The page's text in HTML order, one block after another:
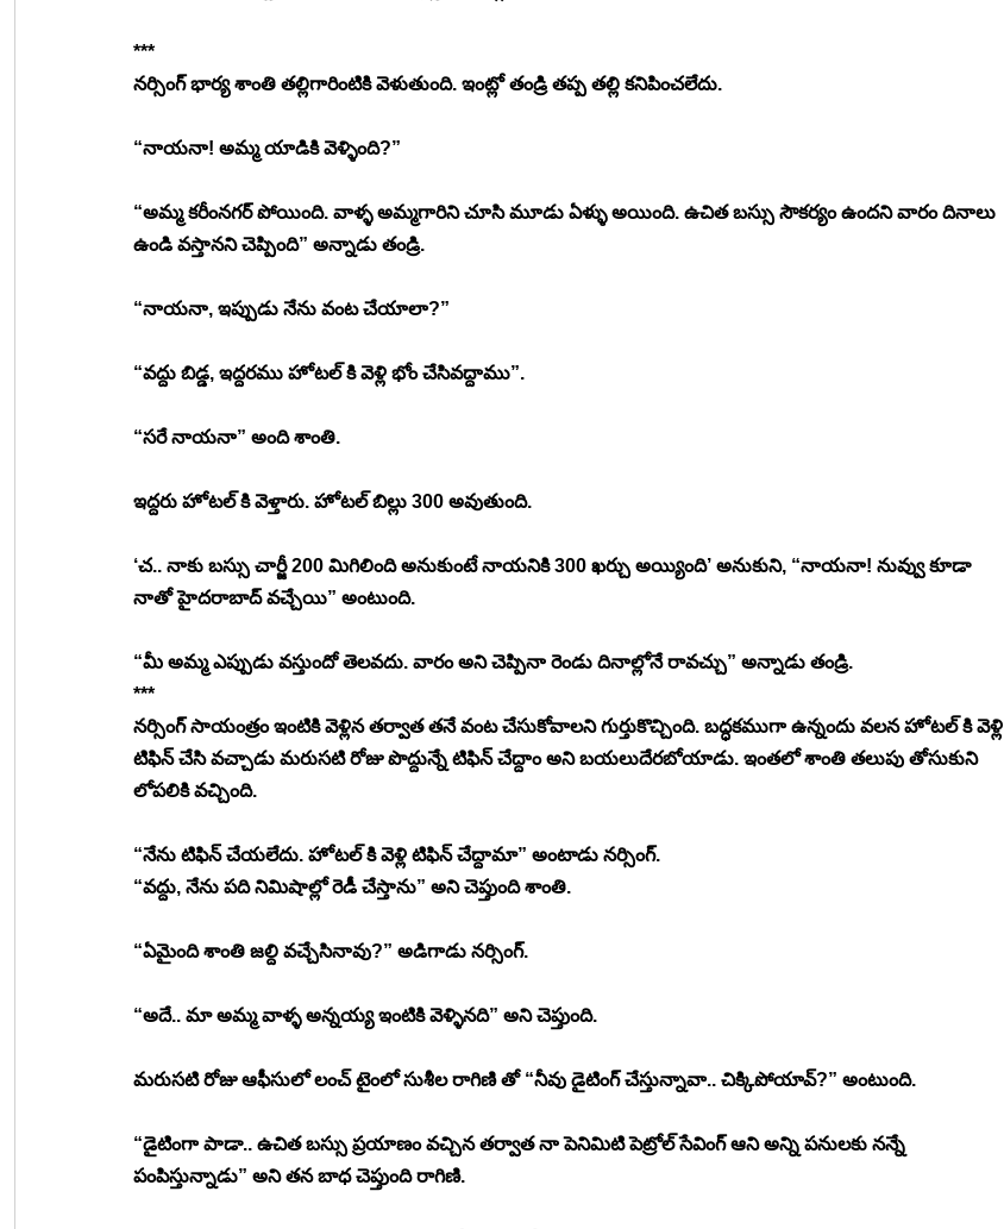
***
నర్సింగ్ భార్య శాంతి తల్లిగారింటికి వెళుతుంది. ఇంట్లో తండ్రి తప్ప తల్లి కనిపించలేదు.
“నాయనా! అమ్మ యాడికి వెళ్ళింది?”
“అమ్మ కరీంనగర్ పోయింది. వాళ్ళ అమ్మగారిని చూసి మూడు ఏళ్ళు అయింది. ఉచిత బస్సు సౌకర్యం ఉందని వారం దినాలు
ఉండి వస్తానని చెప్పింది” అన్నాడు తండ్రి.
“నాయనా, ఇప్పుడు నేను వంట చేయాలా?”
“వద్దు బిడ్డ, ఇద్దరము హోటల్ కి వెళ్లి భోం చేసివద్దాము”.
“సరే నాయనా” అంది శాంతి.
ఇద్దరు హోటల్ కి వెళ్తారు. హోటల్ బిల్లు 300 అవుతుంది.
‘చ.. నాకు బస్సు చార్జీ 200 మిగిలింది అనుకుంటే నాయనికి 300 ఖర్చు అయ్యింది’ అనుకుని, “నాయనా! నువ్వు కూడా
నాతో హైదరాబాద్ వచ్చేయి” అంటుంది.
“మీ అమ్మ ఎప్పుడు వస్తుందో తెలవదు. వారం అని చెప్పినా రెండు దినాల్లోనే రావచ్చు” అన్నాడు తండ్రి.
***
నర్సింగ్ సాయంత్రం ఇంటికి వెళ్లిన తర్వాత తనే వంట చేసుకోవాలని గుర్తుకొచ్చింది. బద్ధకముగా ఉన్నందు వలన హోటల్ కి వెళ్లి
టిఫిన్ చేసి వచ్చాడు మరుసటి రోజు పొద్దున్నే టిఫిన్ చేద్దాం అని బయలుదేరబోయాడు. ఇంతలో శాంతి తలుపు తోసుకుని
లోపలికి వచ్చింది.
“నేను టిఫిన్ చేయలేదు. హోటల్ కి వెళ్లి టిఫిన్ చేద్దామా” అంటాడు నర్సింగ్.
“వద్దు, నేను పది నిమిషాల్లో రెడీ చేస్తాను” అని చెప్తుంది శాంతి.
“ఏమైంది శాంతి జల్ది వచ్చేసినావు?” అడిగాడు నర్సింగ్.
“అదే.. మా అమ్మ వాళ్ళ అన్నయ్య ఇంటికి వెళ్ళినది” అని చెప్తుంది.
మరుసటి రోజు ఆఫీసులో లంచ్ టైంలో సుశీల రాగిణి తో “నీవు డైటింగ్ చేస్తున్నావా.. చిక్కిపోయావ్?” అంటుంది.
“డైటింగా పాడా.. ఉచిత బస్సు ప్రయాణం వచ్చిన తర్వాత నా పెనిమిటి పెట్రోల్ సేవింగ్ ఆని అన్ని పనులకు నన్నే
పంపిస్తున్నాడు” అని తన బాధ చెప్తుంది రాగిణి.